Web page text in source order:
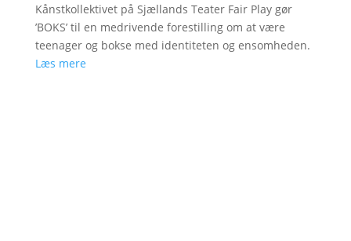
Kånstkollektivet på Sjællands Teater Fair Play gør
’BOKS’ til en medrivende forestilling om at være
teenager og bokse med identiteten og ensomheden.
Læs mere